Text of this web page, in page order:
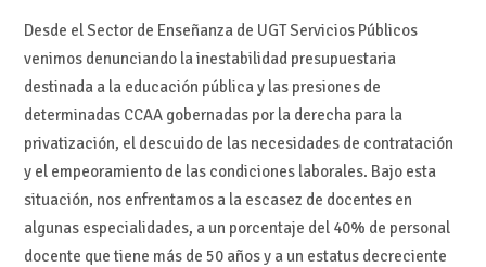
Desde el Sector de Enseñanza de UGT Servicios Públicos
venimos denunciando la inestabilidad presupuestaria
destinada a la educación pública y las presiones de
determinadas CCAA gobernadas por la derecha para la
privatización, el descuido de las necesidades de contratación
y el empeoramiento de las condiciones laborales. Bajo esta
situación, nos enfrentamos a la escasez de docentes en
algunas especialidades, a un porcentaje del 40% de personal
docente que tiene más de 50 años y a un estatus decreciente